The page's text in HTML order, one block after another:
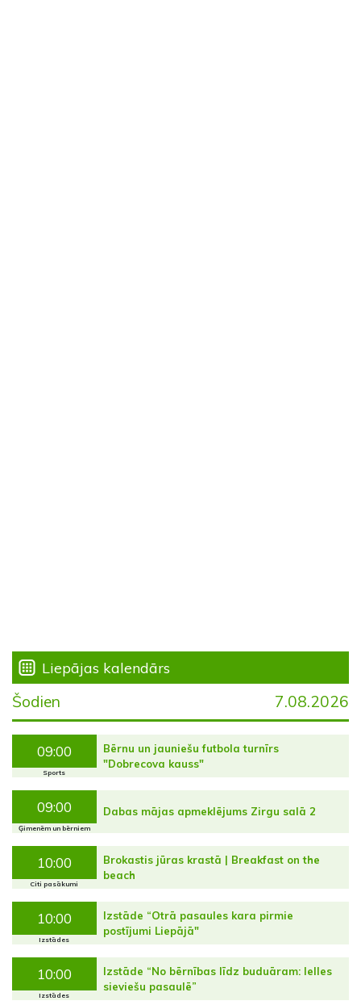
Liepājas kalendārs
Šodien 7.08.2026
09:00
Sports
Bērnu un jauniešu futbola turnīrs
"Dobrecova kauss"
09:00
Ģimenēm un bērniem
Dabas mājas apmeklējums Zirgu salā 2
10:00
Citi pasākumi
Brokastis jūras krastā | Breakfast on the
beach
10:00
Izstādes
Izstāde “Otrā pasaules kara pirmie
postījumi Liepājā"
10:00
Izstādes
Izstāde “No bērnības līdz buduāram: lelles
sieviešu pasaulē”